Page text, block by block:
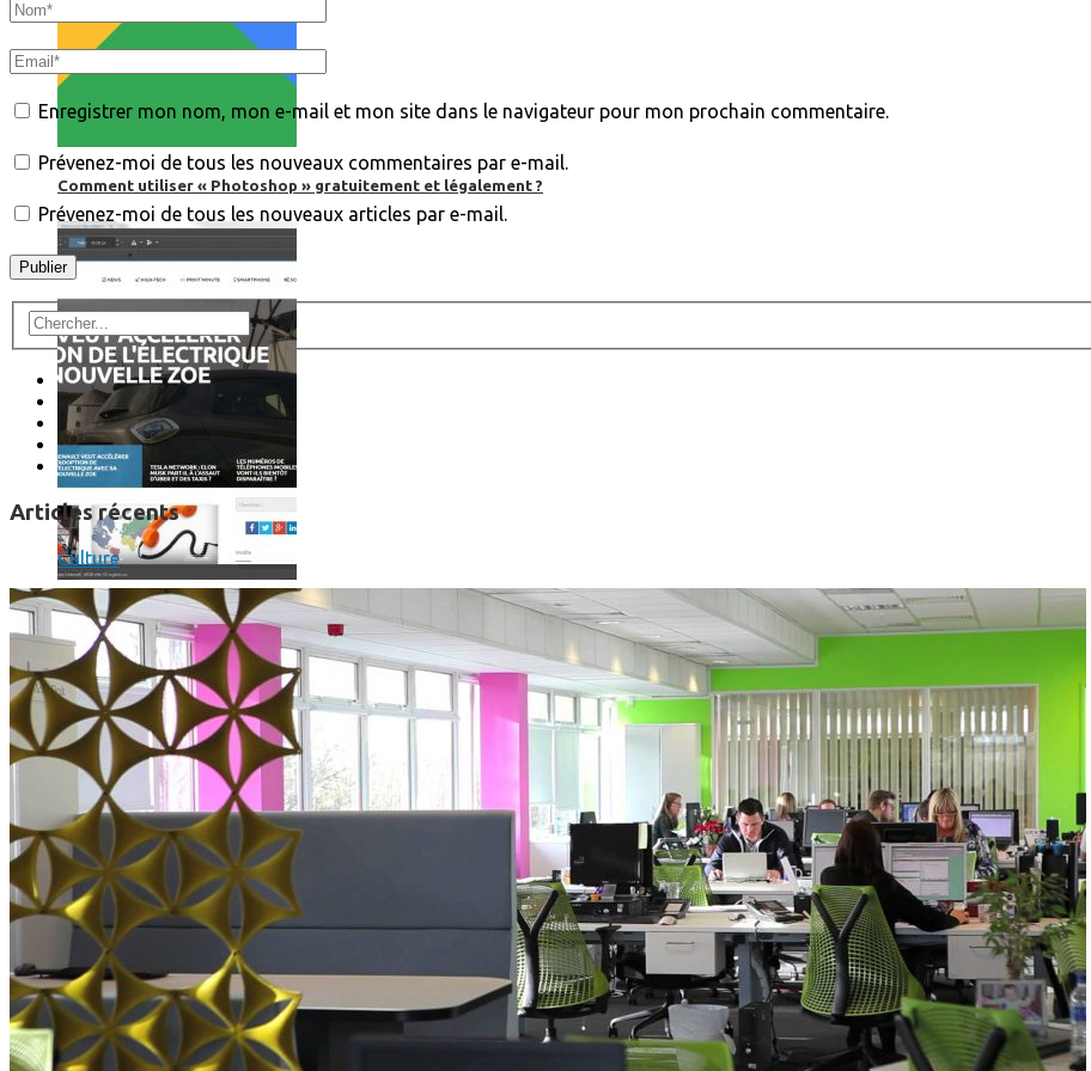
Comment utiliser « Photoshop » gratuitement et légalement ?
Où en sont les forfaits mobiles pour les pros ?
SmartPhone
Enregistrer mon nom, mon e-mail et mon site dans le navigateur pour mon prochain commentaire.
Prévenez-moi de tous les nouveaux commentaires par e-mail.
Prévenez-moi de tous les nouveaux articles par e-mail.
Articles récents
Culture